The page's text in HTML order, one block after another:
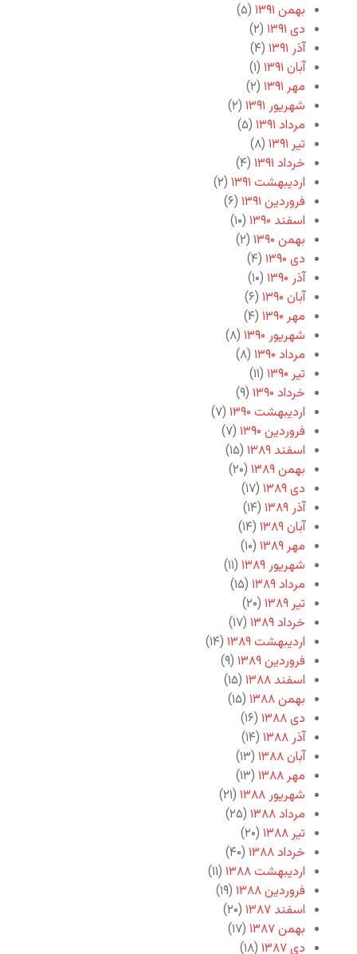
بهمن ۱۳۹۱
(۵)
دی ۱۳۹۱
(۲)
آذر ۱۳۹۱
(۴)
آبان ۱۳۹۱
(۱)
مهر ۱۳۹۱
(۲)
شهریور ۱۳۹۱
(۲)
مرداد ۱۳۹۱
(۵)
تیر ۱۳۹۱
(۸)
خرداد ۱۳۹۱
(۴)
اردیبهشت ۱۳۹۱
(۲)
فروردین ۱۳۹۱
(۶)
اسفند ۱۳۹۰
(۱۰)
بهمن ۱۳۹۰
(۲)
دی ۱۳۹۰
(۴)
آذر ۱۳۹۰
(۱۰)
آبان ۱۳۹۰
(۶)
مهر ۱۳۹۰
(۴)
شهریور ۱۳۹۰
(۸)
مرداد ۱۳۹۰
(۸)
تیر ۱۳۹۰
(۱۱)
خرداد ۱۳۹۰
(۹)
اردیبهشت ۱۳۹۰
(۷)
فروردین ۱۳۹۰
(۷)
اسفند ۱۳۸۹
(۱۵)
بهمن ۱۳۸۹
(۲۰)
دی ۱۳۸۹
(۱۷)
آذر ۱۳۸۹
(۱۴)
آبان ۱۳۸۹
(۱۴)
مهر ۱۳۸۹
(۱۰)
شهریور ۱۳۸۹
(۱۱)
مرداد ۱۳۸۹
(۱۵)
تیر ۱۳۸۹
(۲۰)
خرداد ۱۳۸۹
(۱۷)
اردیبهشت ۱۳۸۹
(۱۴)
فروردین ۱۳۸۹
(۹)
اسفند ۱۳۸۸
(۱۵)
بهمن ۱۳۸۸
(۱۵)
دی ۱۳۸۸
(۱۶)
آذر ۱۳۸۸
(۱۴)
آبان ۱۳۸۸
(۱۳)
مهر ۱۳۸۸
(۱۳)
شهریور ۱۳۸۸
(۲۱)
مرداد ۱۳۸۸
(۲۵)
تیر ۱۳۸۸
(۲۰)
خرداد ۱۳۸۸
(۴۰)
اردیبهشت ۱۳۸۸
(۱۱)
فروردین ۱۳۸۸
(۱۹)
اسفند ۱۳۸۷
(۲۰)
بهمن ۱۳۸۷
(۱۷)
دی ۱۳۸۷
(۱۸)